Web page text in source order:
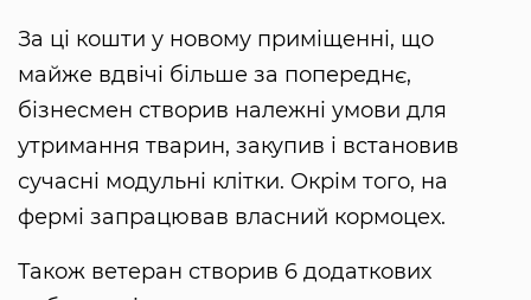
За ці кошти у новому приміщенні, що
майже вдвічі більше за попереднє,
бізнесмен створив належні умови для
утримання тварин, закупив і встановив
сучасні модульні клітки. Окрім того, на
фермі запрацював власний кормоцех.
Також ветеран створив 6 додаткових